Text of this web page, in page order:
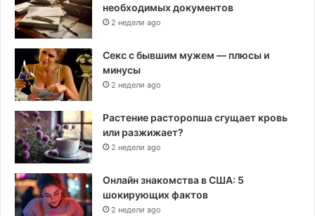
необходимых документов
2 недели ago
Секс с бывшим мужем — плюсы и
минусы
2 недели ago
Растение расторопша сгущает кровь
или разжижает?
2 недели ago
Онлайн знакомства в США: 5
шокирующих фактов
2 недели ago